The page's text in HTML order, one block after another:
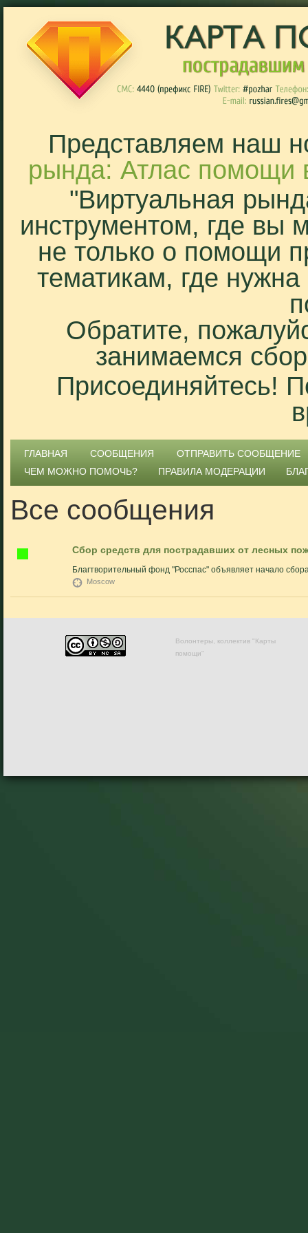
Представляем наш
рында: Атлас помощи
"Виртуальная
инструментом, где вы
не только о помощи
тематикам, где
Обратите,
занимаемся
Присоединяйтесь!
ГЛАВНАЯ СООБЩЕНИЯ
ОТПРАВИТЬ СООБЩЕНИЕ
ЧЕМ МОЖНО ПОМОЧЬ?
ПРАВИЛА МОДЕРАЦИИ
Все сообщения
Сбор средств для пострадавших от лесных
Благтворительный фонд "Росспас" объявляет начало
Moscow
Волонтеры, коллектив "Карты
помощи"